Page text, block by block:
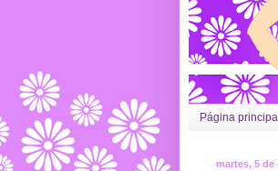
Página principal
martes, 5 de